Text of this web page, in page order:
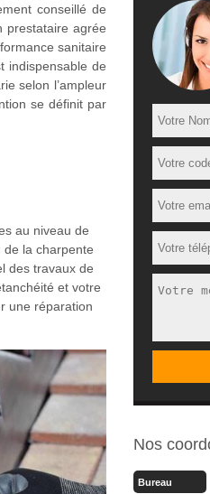
conseillé de
prestataire agrée
sanitaire
indispensable de
selon l’ampleur
se définit par
au niveau de
de la charpente
des travaux de
et votre
une réparation
Nos
Bureau